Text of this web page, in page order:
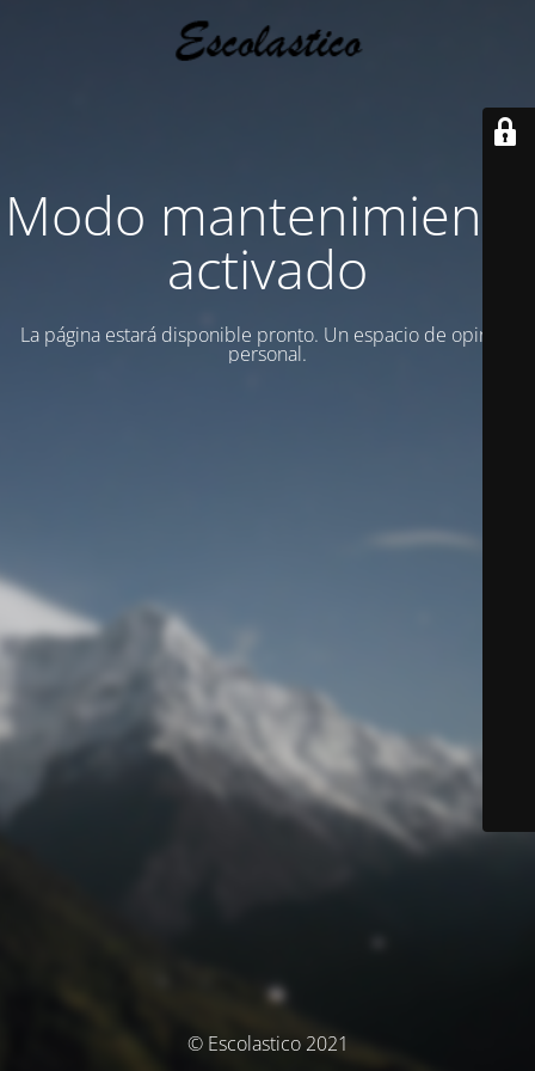
Modo mantenimiento
activado
La página estará disponible pronto. Un espacio de opinion
personal.
© Escolastico 2021